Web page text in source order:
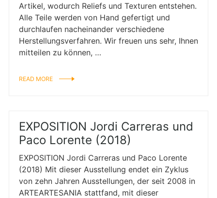
Artikel, wodurch Reliefs und Texturen entstehen.
Alle Teile werden von Hand gefertigt und
durchlaufen nacheinander verschiedene
Herstellungsverfahren. Wir freuen uns sehr, Ihnen
mitteilen zu können, …
READ MORE
EXPOSITION Jordi Carreras und
Paco Lorente (2018)
EXPOSITION Jordi Carreras und Paco Lorente
(2018) Mit dieser Ausstellung endet ein Zyklus
von zehn Jahren Ausstellungen, der seit 2008 in
ARTEARTESANIA stattfand, mit dieser